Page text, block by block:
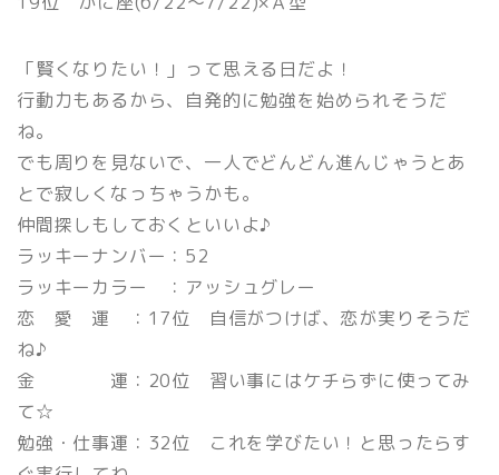
「賢くなりたい！」って思える日だよ！
行動力もあるから、自発的に勉強を始められそうだ
ね。
でも周りを見ないで、一人でどんどん進んじゃうとあ
とで寂しくなっちゃうかも。
仲間探しもしておくといいよ♪
ラッキーナンバー：52
ラッキーカラー ：アッシュグレー
恋 愛 運 ：17位 自信がつけば、恋が実りそうだ
ね♪
金 運：20位 習い事にはケチらずに使ってみ
て☆
勉強・仕事運：32位 これを学びたい！と思ったらす